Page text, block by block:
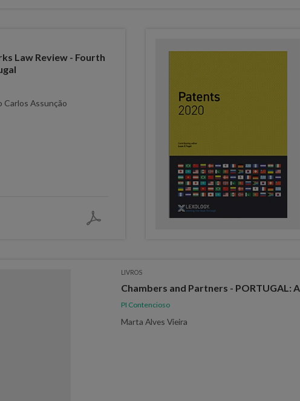
Law Review - Fourth
Carlos Assunção
LIVROS
Chambers and Partners -
PI Contencioso
Marta Alves Vieira